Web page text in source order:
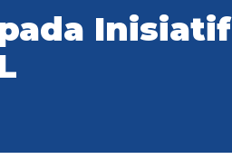
Inisiatif